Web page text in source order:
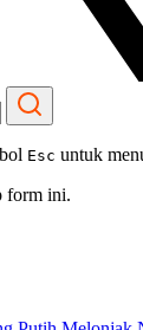
Esc untuk
form ini.